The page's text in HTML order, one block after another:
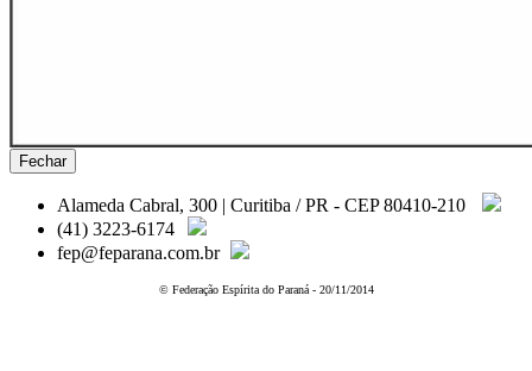
Fechar
Alameda Cabral, 300 | Curitiba / PR - CEP 80410-210
(41) 3223-6174
fep@feparana.com.br
© Federação Espírita do Paraná - 20/11/2014